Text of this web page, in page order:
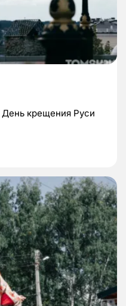
День крещения Руси